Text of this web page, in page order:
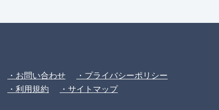
・お問い合わせ
・プライバシーポリシー
・利用規約
・サイトマップ